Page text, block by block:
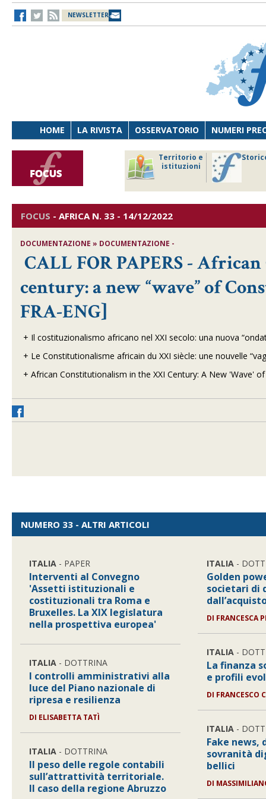
NEWSLETTER
HOME LA RIVISTA OSSERVATORIO NUMERI
Territorio e
istituzioni
FOCUS - AFRICAN. 33 - 14/12/2022
DOCUMENTAZIONE » DOCUMENTAZIONE -
CALL FOR PAPERS -
century: a new “wave” of
FRA-ENG]
+ Il costituzionalismo africano nel XXI secolo: una nuova
+ Le Constitutionalisme africain du XXI siècle: une nouvelle
+African Constitutionalism in the XXI Century: A New 'Wave'
NUMERO 33 - ALTRI ARTICOLI
ITALIA - PAPER
Interventi al Convegno
'Assetti istituzionali e
costituzionali tra Roma e
Bruxelles. La XIX legislatura
nella prospettiva europea'
ITALIA - DOTTRINA
I controlli amministrativi alla
luce del Piano nazionale di
ripresa e resilienza
DI ELISABETTA TATÌ
ITALIA - DOTTRINA
Il peso delle regole contabili
sull’attrattività territoriale.
Il caso della regione Abruzzo
ITALIA -
Golden
societari di
DI FRANCESCA
ITALIA -
La finanza
e profili
DI FRANCESCO
ITALIA -
Fake news,
sovranità
bellici
DI